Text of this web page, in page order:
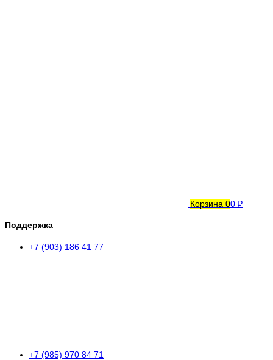
Корзина 00 ₽
Поддержка
+7 (903) 186 41 77
+7 (985) 970 84 71